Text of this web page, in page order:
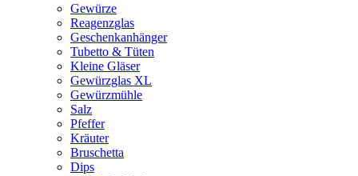
Gewürze
Reagenzglas
Geschenkanhänger
Tubetto & Tüten
Kleine Gläser
Gewürzglas XL
Gewürzmühle
Salz
Pfeffer
Kräuter
Bruschetta
Dips